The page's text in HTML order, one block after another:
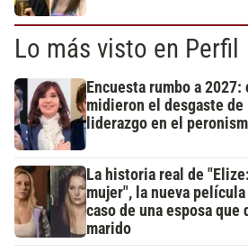
Lo más visto en Perfil
Encuesta rumbo a
midieron el desgaste
liderazgo en el
La historia real de
mujer", la nueva
caso de una esposa que
marido